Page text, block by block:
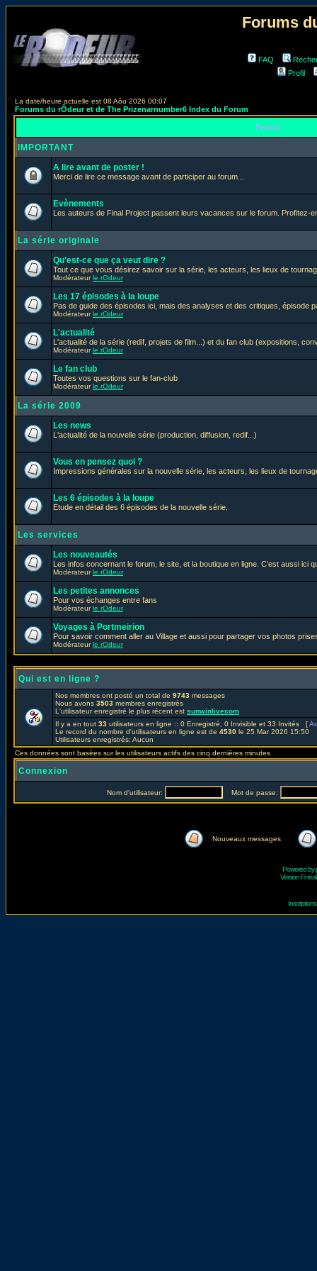
Forums
FAQ
Profil
La date/heure actuelle est 08 Aôu 2026 00:07
Forums du rÔdeur et de The Prizenarnumber6 Index du Forum
Forum
IMPORTANT
A lire avant de poster !
Merci de lire ce message avant de participer au forum...
Evènements
Les auteurs de Final Project passent leurs vacances sur le forum. Profitez-
La série originale
Qu'est-ce que ça veut dire ?
Tout ce que vous désirez savoir sur la série, les acteurs, les lieux de
Modérateurle rOdeur
Les 17 épisodes à la loupe
Pas de guide des épisodes ici, mais des analyses et des critiques, épisode
Modérateurle rOdeur
L'actualité
L'actualité de la série (redif, projets de film...) et du fan club (expositions,
Modérateurle rOdeur
Le fan club
Toutes vos questions sur le fan-club
Modérateurle rOdeur
La série 2009
Les news
L'actualité de la nouvelle série (production, diffusion, redif...)
Vous en pensez quoi ?
Impressions générales sur la nouvelle série, les acteurs, les lieux de
Les 6 épisodes à la loupe
Etude en détail des 6 épisodes de la nouvelle série.
Les services
Les nouveautés
Les infos concernant le forum, le site, et la boutique en ligne. C'est aussi ici
Modérateurle rOdeur
Les petites annonces
Pour vos échanges entre fans
Modérateurle rOdeur
Voyages à Portmeirion
Pour savoir comment aller au Village et aussi pour partager vos photos
Modérateurle rOdeur
Qui est en ligne ?
Nos membres ont posté un total de 9743 messages
Nous avons 3503 membres enregistrés
L'utilisateur enregistré le plus récent est sunwinlivecom
Il y a en tout 33 utilisateurs en ligne :: 0 Enregistré, 0 Invisible et 33 Invités [
Le record du nombre d'utilisateurs en ligne est de 4530 le 25 Mar 2026 15:50
Utilisateurs enregistrés: Aucun
Ces données sont basées sur les utilisateurs actifs des cinq dernières minutes
Connexion
Nom d'utilisateur: Mot de passe:
Nouveaux messages
Powered by
Version Fr